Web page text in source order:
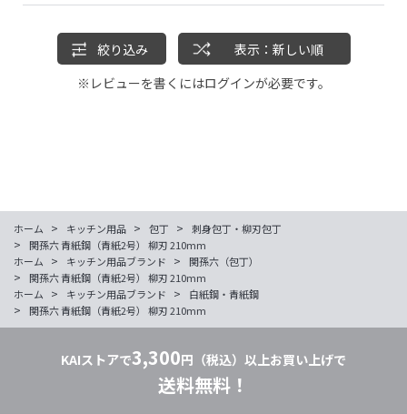
絞り込み
表示：新しい順
※レビューを書くにはログインが必要です。
ホーム > キッチン用品 > 包丁 > 刺身包丁・柳刃包丁
>
関孫六 青紙鋼（青紙2号） 柳刃 210mm
ホーム
> キッチン用品ブランド > 関孫六（包丁）
>
関孫六 青紙鋼（青紙2号） 柳刃 210mm
ホーム
> キッチン用品ブランド > 白紙鋼・青紙鋼
> 関孫六 青紙鋼（青紙2号） 柳刃 210mm
KAIストアで3,300円（税込）以上お買い上げで
送料無料！